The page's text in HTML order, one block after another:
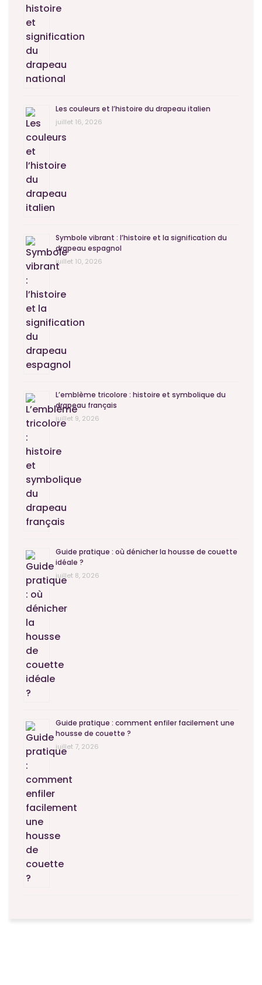
Les couleurs et l’histoire du drapeau italien
juillet 16, 2026
Symbole vibrant : l’histoire et la signification du
drapeau espagnol
juillet 10, 2026
L’emblème tricolore : histoire et symbolique du
drapeau français
juillet 9, 2026
Guide pratique : où dénicher la housse de couette
idéale ?
juillet 8, 2026
Guide pratique : comment enfiler facilement une
housse de couette ?
juillet 7, 2026